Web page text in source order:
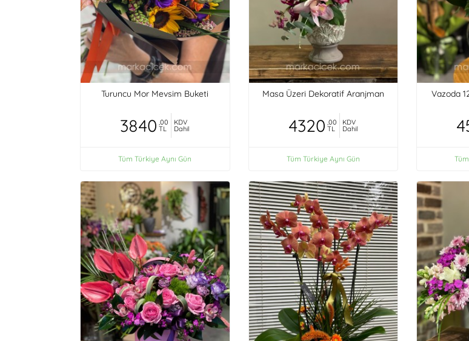
Turuncu Mor Mevsim Buketi
3840 ,00
TL
KDV
Dahil
Tüm Türkiye Aynı Gün
Masa Üzeri Dekoratif Aranjman
4320 ,00
TL
KDV
Dahil
Tüm Türkiye Aynı Gün
Vazoda